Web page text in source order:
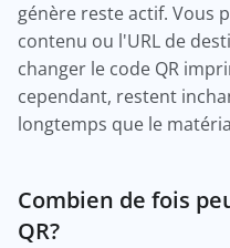
génère reste actif. Vous
contenu ou l'URL de
changer le code QR
cependant, restent
longtemps que le
Combien de fois
QR?